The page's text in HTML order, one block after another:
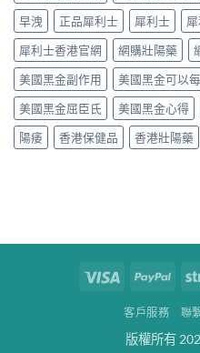
早洩
正品犀利士 犀利士
犀利士香港官網
網購壯陽藥
美國黑金副作用
美國黑金可以
美國黑金屈臣氏
美國黑金心得
陽痿
香港保健品 香港壯陽藥
Visa
客戶服務 聯
版權所有